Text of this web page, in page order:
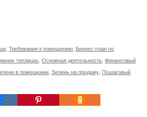
Требования к помещению Бизнес-план по
теплицах Основная деятельность Финансовый
в помещении Зелень на продажу Пошаговый